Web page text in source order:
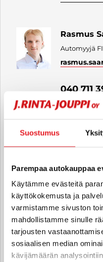
Suostumus
Parempaa autokauppaa
Käytämme evästeitä
käyttökokemusta ja
varmistamme sivuston
mahdollistamme sinulle
tarjousten
sosiaalisen median
kävijämäärän
Rasmus
Automyyjä FI
040 711
Nico
040 487
Henry